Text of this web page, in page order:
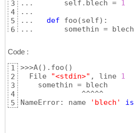
3
4
5
6
...       self.blech = 1
...
... def foo (self) :
...       somethin = blech
Code :
1
2
3
4
5
>>>A( ) .foo ( )
  File
"<stdin>" , line 1
    somethin = blech
              ^^^^^
NameError: name
'blech' is